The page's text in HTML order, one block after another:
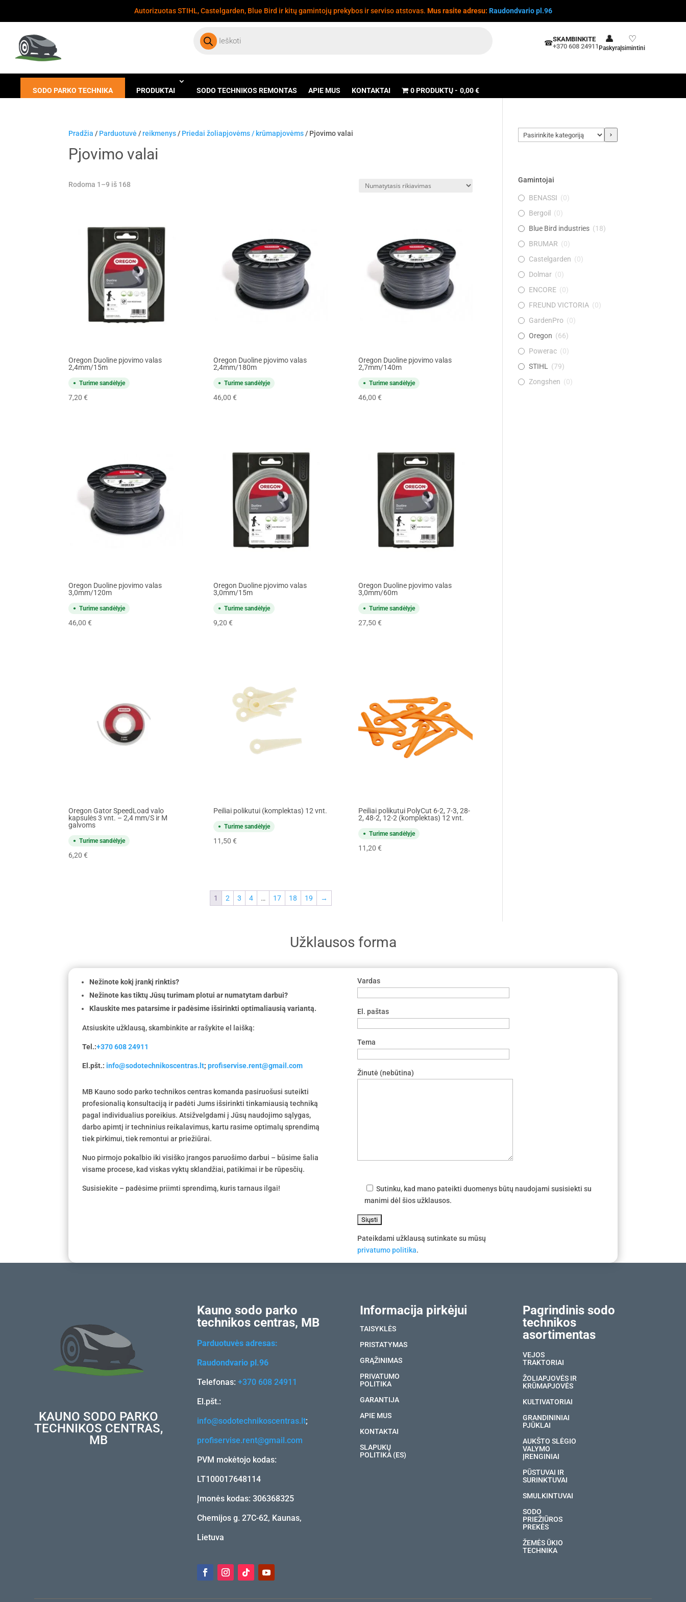
Autorizuotas STIHL, Castelgarden, Blue Bird ir kitų gamintojų prekybos ir serviso atstovas. Mus rasite adresu: Raudondvario pl.96
search
☎SKAMBINKITE
+370 608 24911
👤
Paskyra
♡
Įsimintini
SODO PARKO TECHNIKA PRODUKTAI SODO TECHNIKOS REMONTAS APIE MUS KONTAKTAI 0 PRODUKTŲ 0,00 €
Pradžia / Parduotuvė /reikmenys / Priedai žoliapjovėms / krūmapjovėms / Pjovimo valai
Pjovimo valai
Rodoma 1–9 iš 168
Oregon Duoline pjovimo valas
2,4mm/15m
Turime sandėlyje
7,20€
Oregon Duoline pjovimo valas
2,4mm/180m
Turime sandėlyje
46,00 €
Oregon Duoline pjovimo valas
2,7mm/140m
Turime sandėlyje
46,00 €
Oregon Duoline pjovimo valas
3,0mm/120m
Turime sandėlyje
46,00€
Oregon Duoline pjovimo valas
3,0mm/15m
Turime sandėlyje
9,20 €
Oregon Duoline pjovimo valas
3,0mm/60m
Turime sandėlyje
27,50 €
Oregon Gator SpeedLoad valo
kapsulės 3 vnt. – 2,4 mm/S ir M
galvoms
Turime sandėlyje
6,20€
Peiliai polikutui (komplektas) 12 vnt.
Turime sandėlyje
11,50 €
Peiliai polikutui PolyCut 6-2, 7-3, 28-
2, 48-2, 12-2 (komplektas) 12 vnt.
Turime sandėlyje
11,20 €
1 2 3 4 … 17 18 19 →
Pasirinkite
kategoriją
Gamintojai
BENASSI (0)
Bergoil
(0)
Blue Bird industries (18)
BRUMAR (0)
Castelgarden (0)
Dolmar (0)
ENCORE (0)
FREUND VICTORIA (0)
GardenPro (0)
Oregon (66)
Powerac (0)
STIHL
(79)
Zongshen (0)
Užklausos forma
Nežinote kokį įrankį rinktis?
Nežinote kas tiktų Jūsų turimam plotui ar numatytam darbui?
Klauskite mes patarsime ir padėsime išsirinkti optimaliausią variantą.
Atsiuskite užklausą, skambinkite ar rašykite el laišką:
Tel.:+370 608 24911
El.pšt.:info@sodotechnikoscentras.lt;profiservise.rent@gmail.com
MB Kauno sodo parko technikos centras komanda pasiruošusi suteikti
profesionalią konsultaciją ir padėti Jums išsirinkti tinkamiausią techniką
pagal individualius poreikius. Atsižvelgdami į Jūsų naudojimo sąlygas,
darbo apimtį ir techninius reikalavimus, kartu rasime optimalų sprendimą
tiek pirkimui, tiek remontui ar priežiūrai.
Nuo pirmojo pokalbio iki visiško įrangos paruošimo darbui – būsime šalia
visame procese, kad viskas vyktų sklandžiai, patikimai ir be rūpesčių.
Susisiekite – padėsime priimti sprendimą, kuris tarnaus ilgai!
Vardas
El. paštas
Tema
Žinutė (nebūtina)
Sutinku, kad mano pateikti duomenys būtų naudojami susisiekti su
manimi dėl šios užklausos.
Pateikdami užklausą sutinkate su mūsų
privatumo politika.
KAUNO SODO PARKO
TECHNIKOS CENTRAS,
MB
Kauno sodo parko
technikos centras, MB
Parduotuvės adresas:
Raudondvario pl.96
Telefonas:+370 608 24911
El.pšt.:
info@sodotechnikoscentras.lt;
profiservise.rent@gmail.com
PVM mokėtojo kodas:
LT100017648114
Įmonės kodas: 306368325
Chemijos g. 27C-62, Kaunas,
Lietuva
Informacija pirkėjui
TAISYKLĖS
PRISTATYMAS
GRĄŽINIMAS
PRIVATUMO
POLITIKA
GARANTIJA
APIE MUS
KONTAKTAI
SLAPUKŲ
POLITIKA (ES)
Pagrindinis sodo
technikos
asortimentas
VEJOS
TRAKTORIAI
ŽOLIAPJOVĖS IR
KRŪMAPJOVĖS
KULTIVATORIAI
GRANDININIAI
PJŪKLAI
AUKŠTO SLĖGIO
VALYMO
ĮRENGINIAI
PŪSTUVAI IR
SURINKTUVAI
SMULKINTUVAI
SODO
PRIEŽIŪROS
PREKĖS
ŽEMĖS ŪKIO
TECHNIKA